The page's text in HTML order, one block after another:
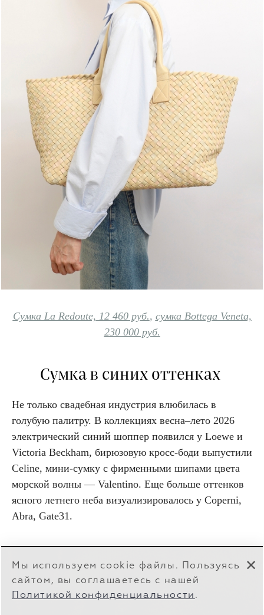
Сумка La Redoute, 12 460 руб., сумка Bottega Veneta,
230 000 руб.
Сумка в синих оттенках
Не только свадебная индустрия влюбилась в
голубую палитру. В коллекциях весна–лето 2026
электрический синий шоппер появился у Loewe и
Victoria Beckham, бирюзовую кросс-боди выпустили
Celine, мини-сумку с фирменными шипами цвета
морской волны — Valentino. Еще больше оттенков
ясного летнего неба визуализировалось у Coperni,
Abra, Gate31.
Мы используем cookie файлы. Пользуясь
сайтом, вы соглашаетесь с нашей
Политикой конфиденциальности .
✕